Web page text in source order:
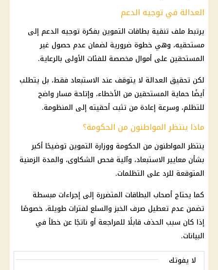
العدالة في توجيه الدعم
يرتبط ملف تنقية بطاقات التموين بفكرة توجيه الدعم إلى
مستحقيه، وهي خطوة ضرورية لضمان عدم حصول غير
المستحقين على أموال مخصصة للفئات الأولى بالرعاية.
لكن تحقيق العدالة لا يتوقف عند الاستبعاد فقط، بل يتطلب
أيضًا حماية المستحقين من الأخطاء، وإتاحة مسار واضح
للتظلم، وسرعة إعادة من تثبت أحقيته إلى المنظومة.
ماذا ينتظر المواطنون من الحكومة؟
ينتظر المواطنون من الحكومة ووزارة التموين توضيحًا أكبر
بشأن معايير الاستبعاد، وآلية فحص الشكاوى، والمدة الزمنية
المتوقعة للرد على التظلمات.
كما يحتاج أصحاب البطاقات المتضررة إلى إجراءات مبسطة
تضمن عدم تعطيل صرف الخبز والسلع لفترات طويلة، خصوصًا
إذا كان سبب الحذف قابلًا للمراجعة أو ناتجًا عن خطأ في
البيانات.
لا يفوتك